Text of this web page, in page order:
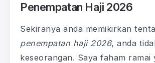
Penempatan Haji 2026
Sekiranya anda memikirkan
penempatan haji 2026, anda
keseorangan. Saya faham ramai